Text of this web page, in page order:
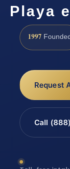
Playa
1997 Founded
Request
Call